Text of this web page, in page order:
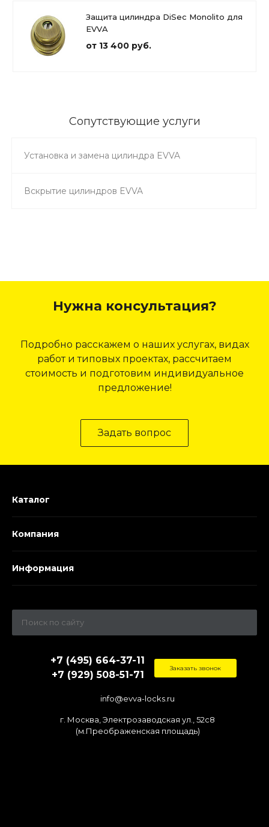
Защита цилиндра DiSec Monolito для
EVVA
от 13 400 руб.
Сопутствующие услуги
Установка и замена цилиндра EVVA
Вскрытие цилиндров EVVA
Нужна консультация?
Подробно расскажем о наших услугах, видах
работ и типовых проектах, рассчитаем
стоимость и подготовим индивидуальное
предложение!
Задать вопрос
Каталог
Компания
Информация
info@evva-locks.ru
+7 (495) 664-37-11
+7 (929) 508-51-71
г. Москва, Электрозаводская ул., 52c8
(м.Преображенская площадь)
Заказать звонок